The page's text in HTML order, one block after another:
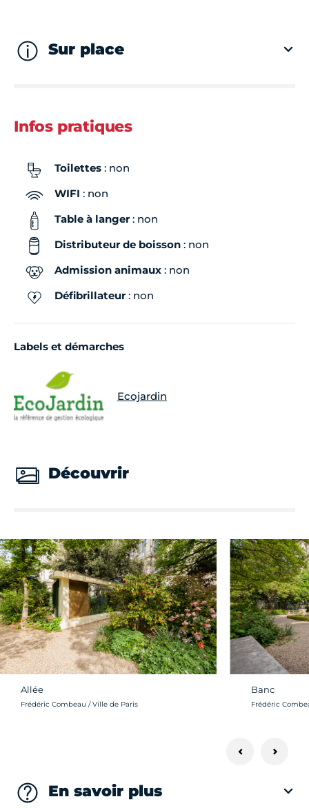
Sur place
Infos pratiques
Toilettes : non
WIFI : non
Table à langer: non
Distributeur de boisson : non
Admission animaux : non
Défibrillateur: non
Labels et démarches
Ecojardin
Découvrir
Allée
Crédit photo :
Frédéric Combeau / Ville de Paris
Banc
Crédit photo :
Frédéric
En savoir plus